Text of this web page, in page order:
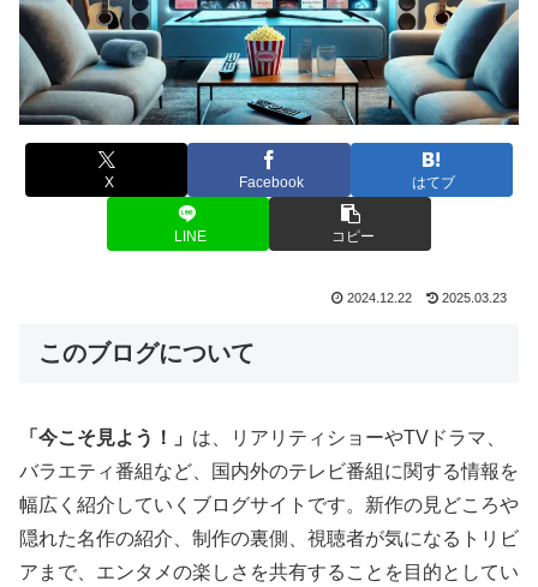
X Facebook はてブ
LINE コピー
2024.12.22 2025.03.23
このブログについて
「今こそ見よう！」 は、リアリティショーやTVドラマ、
バラエティ番組など、国内外のテレビ番組に関する情報を
幅広く紹介していくブログサイトです。新作の見どころや
隠れた名作の紹介、制作の裏側、視聴者が気になるトリビ
アまで、エンタメの楽しさを共有することを目的としてい